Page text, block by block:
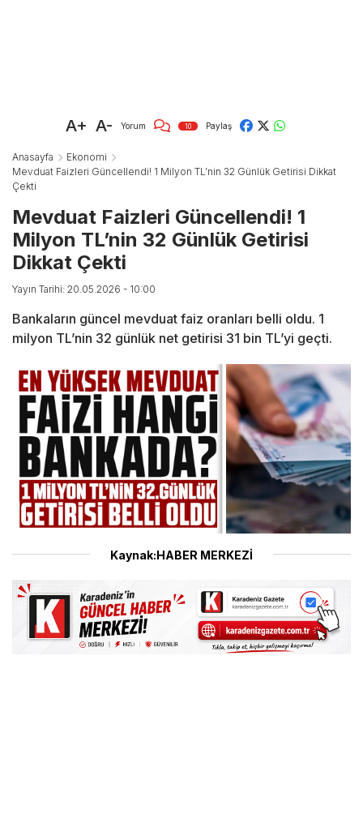
A+ A- Yorum 10 Paylaş
Anasayfa
Ekonomi
Mevduat Faizleri Güncellendi! 1 Milyon TL’nin 32 Günlük Getirisi Dikkat
Çekti
Mevduat Faizleri Güncellendi! 1
Milyon TL’nin 32 Günlük Getirisi
Dikkat Çekti
Yayın Tarihi: 20.05.2026 - 10:00
Bankaların güncel mevduat faiz oranları belli oldu. 1
milyon TL’nin 32 günlük net getirisi 31 bin TL’yi geçti.
Kaynak:HABER MERKEZİ